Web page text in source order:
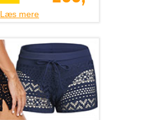
Læs mere